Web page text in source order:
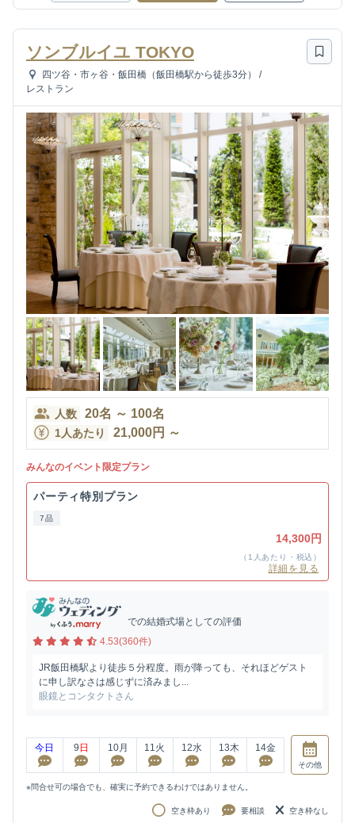
ソンブルイユ TOKYO
四ツ谷・市ヶ谷・飯田橋（飯田橋駅から徒歩3分）
/
レストラン
人数 20名 ～ 100名
1人あたり 21,000円 ～
みんなのイベント限定プラン
パーティ特別プラン
7品
14,300円
（1人あたり・税込）
詳細を見る
での結婚式場としての評価
4.53(360件)
JR飯田橋駅より徒歩５分程度。雨が降っても、それほどゲスト
に申し訳なさは感じずに済みまし...
眼鏡とコンタクトさん
今日 9 日 10月 11 火 12水 13木 14金
その他
※問合せ可の場合でも、確実に予約できるわけではありません。
空き枠あり 要相談 空き枠なし